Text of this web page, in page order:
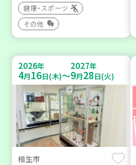
健康・スポーツ
その他
2026年
4月16日(木)～
2027年
9月28日(火)
相生市